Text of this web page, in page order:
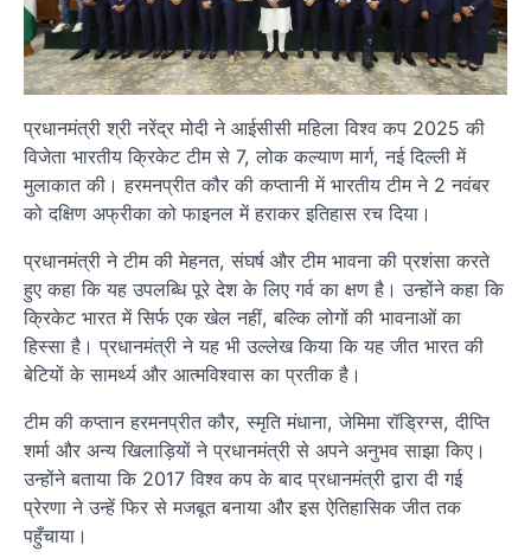
प्रधानमंत्री श्री नरेंद्र मोदी ने आईसीसी महिला विश्व कप 2025 की
विजेता भारतीय क्रिकेट टीम से 7, लोक कल्याण मार्ग, नई दिल्ली में
मुलाकात की। हरमनप्रीत कौर की कप्तानी में भारतीय टीम ने 2 नवंबर
को दक्षिण अफ्रीका को फाइनल में हराकर इतिहास रच दिया।
प्रधानमंत्री ने टीम की मेहनत, संघर्ष और टीम भावना की प्रशंसा करते
हुए कहा कि यह उपलब्धि पूरे देश के लिए गर्व का क्षण है। उन्होंने कहा कि
क्रिकेट भारत में सिर्फ एक खेल नहीं, बल्कि लोगों की भावनाओं का
हिस्सा है। प्रधानमंत्री ने यह भी उल्लेख किया कि यह जीत भारत की
बेटियों के सामर्थ्य और आत्मविश्वास का प्रतीक है।
टीम की कप्तान हरमनप्रीत कौर, स्मृति मंधाना, जेमिमा रॉड्रिग्स, दीप्ति
शर्मा और अन्य खिलाड़ियों ने प्रधानमंत्री से अपने अनुभव साझा किए।
उन्होंने बताया कि 2017 विश्व कप के बाद प्रधानमंत्री द्वारा दी गई
प्रेरणा ने उन्हें फिर से मजबूत बनाया और इस ऐतिहासिक जीत तक
पहुँचाया।